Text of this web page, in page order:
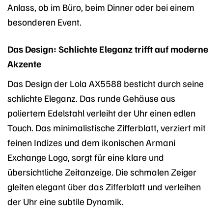
Anlass, ob im Büro, beim Dinner oder bei einem
besonderen Event.
Das Design: Schlichte Eleganz trifft auf moderne
Akzente
Das Design der Lola AX5588 besticht durch seine
schlichte Eleganz. Das runde Gehäuse aus
poliertem Edelstahl verleiht der Uhr einen edlen
Touch. Das minimalistische Zifferblatt, verziert mit
feinen Indizes und dem ikonischen Armani
Exchange Logo, sorgt für eine klare und
übersichtliche Zeitanzeige. Die schmalen Zeiger
gleiten elegant über das Zifferblatt und verleihen
der Uhr eine subtile Dynamik.